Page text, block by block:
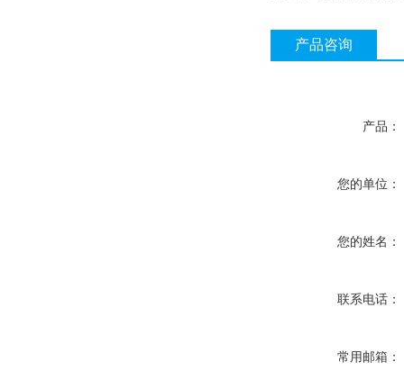
产品咨询
产品：
您的单位：
您的姓名：
联系电话：
常用邮箱：